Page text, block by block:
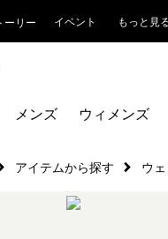
ーリー イベント もっと見
メンズ ウィメンズ
アイテムから探す ウ